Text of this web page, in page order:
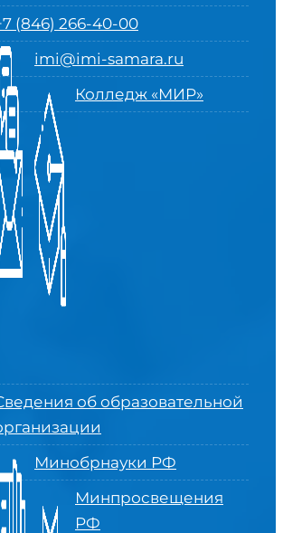
(846) 266-40-00
imi@imi-samara.ru
Колледж «МИР»
об образовательной
Минобрнауки РФ
Минпросвещения
РФ